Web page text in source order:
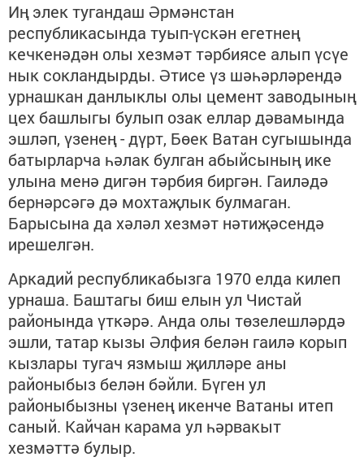
Иң элек тугандаш Әрмәнстан
республикасында туып-үскән егетнең
кечкенәдән олы хезмәт тәрбиясе алып үсүе
нык сокландырды. Әтисе үз шәһәрләрендә
урнашкан данлыклы олы цемент заводының
цех башлыгы булып озак еллар дәвамында
эшләп, үзенең - дүрт, Бөек Ватан сугышында
батырларча һәлак булган абыйсының ике
улына менә дигән тәрбия биргән. Гаиләдә
бернәрсәгә дә мохтаҗлык булмаган.
Барысына да хәләл хезмәт нәтиҗәсендә
ирешелгән.
Аркадий республикабызга 1970 елда килеп
урнаша. Баштагы биш елын ул Чистай
районында үткәрә. Анда олы төзелешләрдә
эшли, татар кызы Әлфия белән гаилә корып
кызлары тугач язмыш җилләре аны
районыбыз белән бәйли. Бүген ул
районыбызны үзенең икенче Ватаны итеп
саный. Кайчан карама ул һәрвакыт
хезмәттә булыр.